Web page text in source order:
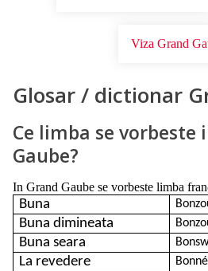
Viza Grand
Glosar / dictionar
Ce limba se vorbeste
Gaube?
In Grand Gaube se vorbeste limba
Buna
Buna dimineata
Buna seara
La revedere Bonné